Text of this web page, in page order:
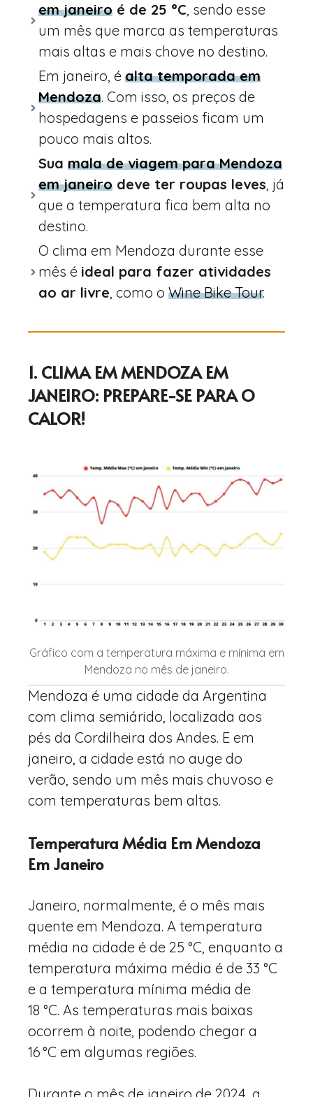
em janeiro é de 25 °C, sendo esse
um mês que marca as temperaturas
mais altas e mais chove no destino.
Em janeiro, é alta temporada em
Mendoza. Com isso, os preços de
hospedagens e passeios ficam um
pouco mais altos.
Sua mala de viagem para Mendoza
em janeiro deve ter roupas leves, já
que a temperatura fica bem alta no
destino.
O clima em Mendoza durante esse
mês é ideal para fazer atividades
ao ar livre, como o Wine Bike Tour.
1. CLIMA EM MENDOZA EM
JANEIRO: PREPARE-SE PARA O
CALOR!
Gráfico com a temperatura máxima e mínima em
Mendoza no mês de janeiro.
Mendoza é uma cidade da Argentina
com clima semiárido, localizada aos
pés da Cordilheira dos Andes. E em
janeiro, a cidade está no auge do
verão, sendo um mês mais chuvoso e
com temperaturas bem altas.
Temperatura Média Em Mendoza
Em Janeiro
Janeiro, normalmente, é o mês mais
quente em Mendoza. A temperatura
média na cidade é de 25 °C, enquanto a
temperatura máxima média é de 33 °C
e a temperatura mínima média de
18 °C. As temperaturas mais baixas
ocorrem à noite, podendo chegar a
16 °C em algumas regiões.